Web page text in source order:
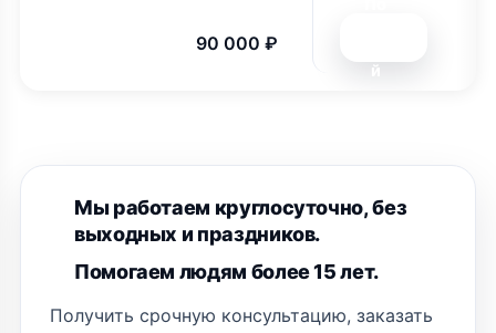
90 000 ₽
й
Мы работаем круглосуточно, без
выходных и праздников.
Помогаем людям более 15 лет.
Получить срочную консультацию, заказать